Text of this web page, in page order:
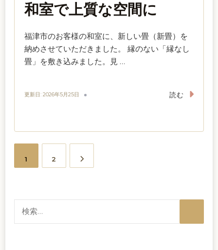
和室で上質な空間に
福津市のお客様の和室に、新しい畳（新畳）を
納めさせていただきました。 縁のない「縁なし
畳」を敷き込みました。見 …
更新日: 2026年5月25日 読む
投
の
ペ
固
ペ
1 固
2